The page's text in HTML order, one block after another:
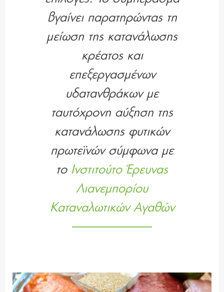
βγαίνει παρατηρώντας τη
μείωση της κατανάλωσης
κρέατος και
επεξεργασμένων
υδατανθράκων με
ταυτόχρονη αύξηση της
κατανάλωσης φυτικών
πρωτεϊνών σύμφωνα με
το Iνστιτούτο Έρευνας
Λιανεμπορίου
Καταναλωτικών Αγαθών